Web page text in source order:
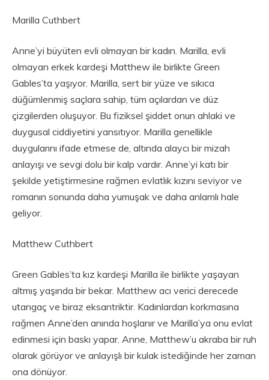
Marilla Cuthbert
Anne’yi büyüten evli olmayan bir kadın. Marilla, evli
olmayan erkek kardeşi Matthew ile birlikte Green
Gables’ta yaşıyor. Marilla, sert bir yüze ve sıkıca
düğümlenmiş saçlara sahip, tüm açılardan ve düz
çizgilerden oluşuyor. Bu fiziksel şiddet onun ahlaki ve
duygusal ciddiyetini yansıtıyor. Marilla genellikle
duygularını ifade etmese de, altında alaycı bir mizah
anlayışı ve sevgi dolu bir kalp vardır. Anne’yi katı bir
şekilde yetiştirmesine rağmen evlatlık kızını seviyor ve
romanın sonunda daha yumuşak ve daha anlamlı hale
geliyor.
Matthew Cuthbert
Green Gables’ta kız kardeşi Marilla ile birlikte yaşayan
altmış yaşında bir bekar. Matthew acı verici derecede
utangaç ve biraz eksantriktir. Kadınlardan korkmasına
rağmen Anne’den anında hoşlanır ve Marilla’ya onu evlat
edinmesi için baskı yapar. Anne, Matthew’u akraba bir ruh
olarak görüyor ve anlayışlı bir kulak istediğinde her zaman
ona dönüyor.